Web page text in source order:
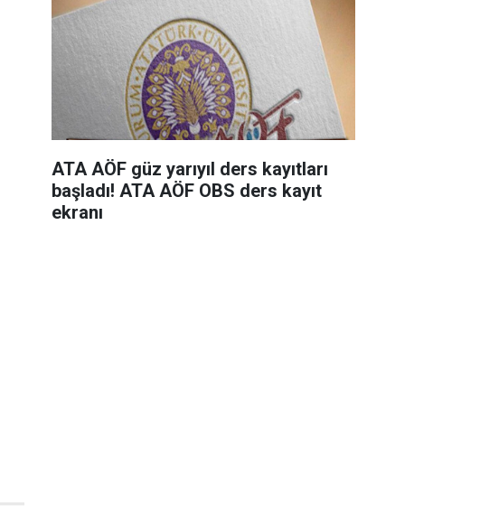
ATA AÖF güz yarıyıl ders kayıtları
başladı! ATA AÖF OBS ders kayıt
ekranı